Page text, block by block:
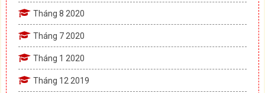
Tháng 8 2020
Tháng 7 2020
Tháng 1 2020
Tháng 12 2019